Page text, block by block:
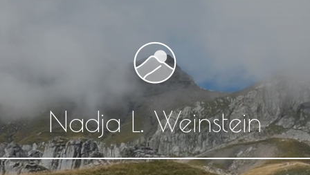
Nadja L. Weinstein